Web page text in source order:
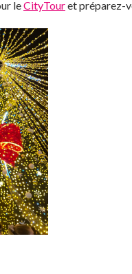
leCityTouret préparez-